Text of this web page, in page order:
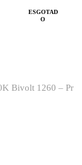
ESGOTAD
O
Bivolt 1260 – Pr